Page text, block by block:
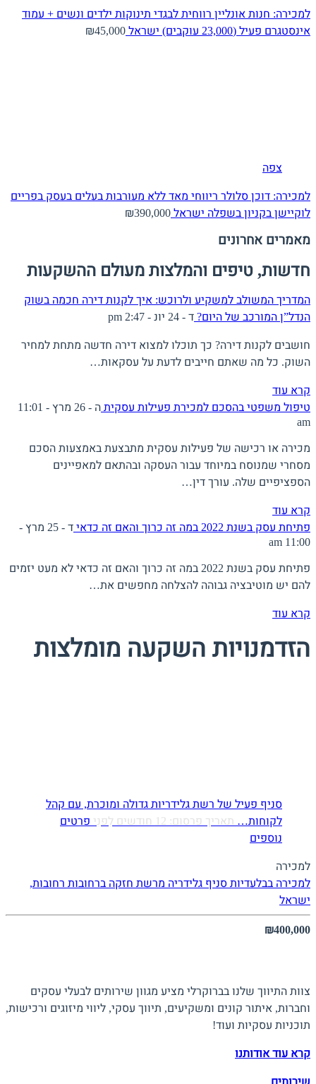
למכירה: חנות אונליין רווחית לבגדי תינוקות ילדים ונשים + עמוד
אינסטגרם פעיל (23,000 עוקבים)
ישראל ₪45,000
צפה
למכירה: דוכן סלולר ריווחי מאד ללא מעורבות בעלים בעסק בפריים
לוקיישן בקניון בשפלה ישראל ₪390,000
מאמרים אחרונים
חדשות, טיפים והמלצות מעולם ההשקעות
המדריך המשולב למשקיע ולרוכש: איך לקנות דירה חכמה בשוק
הנדל”ן המורכב של היום? ד - 24 יונ - 2:47 pm
חושבים לקנות דירה? כך תוכלו למצוא דירה חדשה מתחת למחיר
השוק. כל מה שאתם חייבים לדעת על עסקאות…
קרא עוד
טיפול משפטי בהסכם למכירת פעילות עסקית
ה - 26 מרץ - 11:01
am
מכירה או רכישה של פעילות עסקית מתבצעת באמצעות הסכם
מסחרי שמנוסח במיוחד עבור העסקה ובהתאם למאפיינים
הספציפיים שלה. עורך דין…
קרא עוד
פתיחת עסק בשנת 2022 במה זה כרוך והאם זה כדאי
ד - 25 מרץ -
11:00 am
פתיחת עסק בשנת 2022 במה זה כרוך והאם זה כדאי לא מעט יזמים
להם יש מוטיבציה גבוהה להצלחה מחפשים את…
קרא עוד
הזדמנויות השקעה מומלצות
סניף פעיל של רשת גלידריות גדולה ומוכרת, עם קהל
לקוחות… תאריך פרסום: 12 חודשים לִפנֵי
פרטים
נוספים
למכירה
למכירה בבלעדיות סניף גלידריה מרשת חזקה ברחובות רחובות,
ישראל
₪400,000
צוות התיווך שלנו בברוקרלי מציע מגוון שירותים לבעלי עסקים
וחברות, איתור קונים ומשקיעים, תיווך עסקי, ליווי מיזוגים ורכישות,
תוכניות עסקיות ועוד!
קרא עוד אודותנו
שירותים